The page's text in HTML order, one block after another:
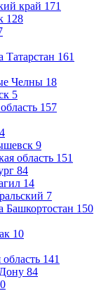
край 171
128
Татарстан 161
Челны 18
5
157
9
область 151
84
14
7
Башкортостан 150
10
область 141
84